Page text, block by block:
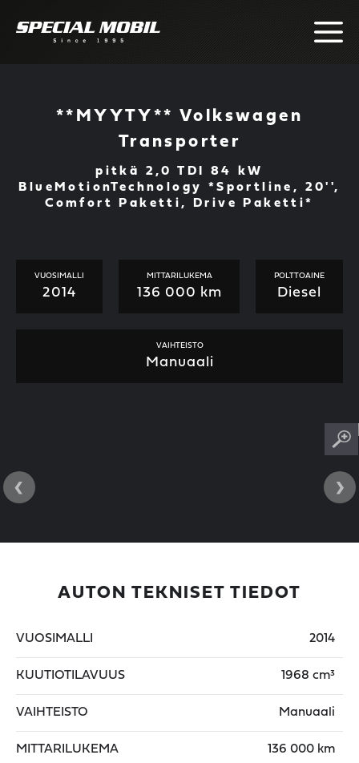
**MYYTY** Volkswagen
Transporter
pitkä 2,0 TDI 84 kW
BlueMotionTechnology *Sportline, 20'',
Comfort Paketti, Drive Paketti*
VUOSIMALLI
2014
MITTARILUKEMA
136 000 km
POLTTOAINE
Diesel
VAIHTEISTO
Manuaali
‹ ›
AUTON TEKNISET TIEDOT
VUOSIMALLI 2014
KUUTIOTILAVUUS 1968 cm³
VAIHTEISTO Manuaali
MITTARILUKEMA 136 000 km